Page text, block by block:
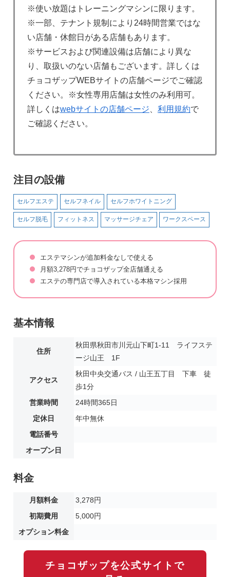
※使い放題はトレーニングマシンに限ります。
※一部、テナント規制により24時間営業ではな
い店舗・休館日がある店舗もあります。
※サービスおよび関連設備は店舗により異な
り、取扱いのない店舗もございます。詳しくは
チョコザップWEBサイトの店舗ページでご確認
ください。※女性専用店舗は女性のみ利用可。
詳しくはwebサイトの店舗ページ 利用規約で
ご確認ください。
注目の設備
セルフエステ セルフネイル セルフホワイトニング
セルフ脱毛 フィットネス マッサージチェア ワークスペース
エステマシンが追加料金なしで使える
月額3,278円でチョコザップ全店舗通える
エステの専門店で導入されている本格マシン採用
基本情報
住所
秋田県秋田市川元山下町1-11 ライフステ
ージ山王 1F
アクセス
秋田中央交通バス / 山王五丁目 下車 徒
歩1分
営業時間
24時間365日
定休日
年中無休
電話番号
オープン日
料金
月額料金
3,278円
初期費用
5,000円
オプション料金
チョコザップを公式サイトで